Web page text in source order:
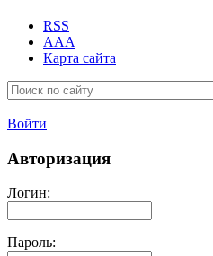
RSS
AAA
Карта сайта
Войти
Авторизация
Логин:
Пароль: